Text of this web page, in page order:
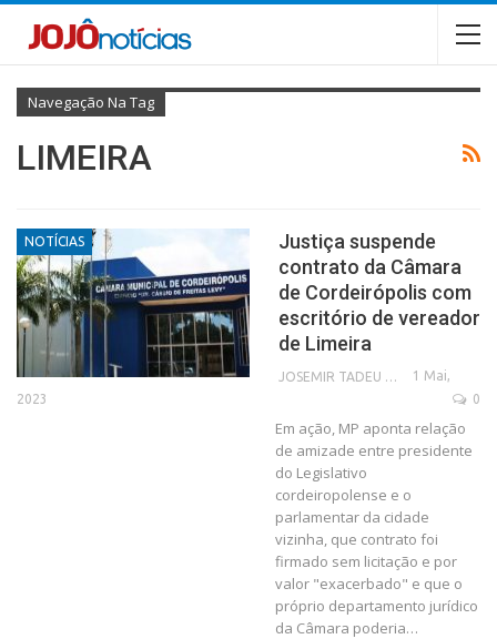
Navegação Na Tag
LIMEIRA
NOTÍCIAS
Justiça suspende
contrato da Câmara
de Cordeirópolis com
escritório de vereador
de Limeira
1 Mai,
2023
0
Em ação, MP aponta relação
de amizade entre presidente
do Legislativo
cordeiropolense e o
parlamentar da cidade
vizinha, que contrato foi
firmado sem licitação e por
valor "exacerbado" e que o
próprio departamento jurídico
da Câmara poderia…